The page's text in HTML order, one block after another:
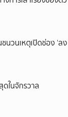
นวนเหตุเปิดช่อง ‘ลง
ในจักรวาล